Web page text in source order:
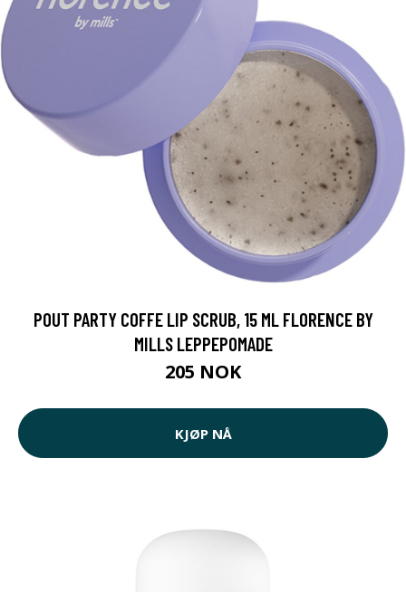
POUT PARTY COFFE LIP SCRUB, 15 ML FLORENCE BY
MILLS LEPPEPOMADE
205 NOK
KJØP NÅ